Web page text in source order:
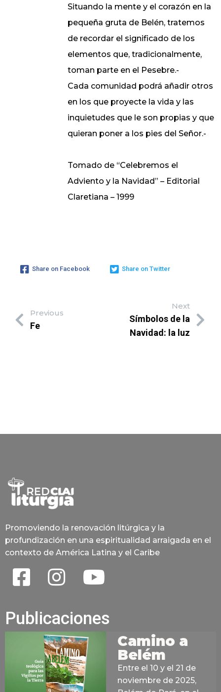
Situando la mente y el corazón en la
pequeña gruta de Belén, tratemos
de recordar el significado de los
elementos que, tradicionalmente,
toman parte en el Pesebre.-
Cada comunidad podrá añadir otros
en los que proyecte la vida y las
inquietudes que le son propias y que
quieran poner a los pies del Señor.-
Tomado de “Celebremos el
Adviento y la Navidad” – Editorial
Claretiana – 1999
Share on Facebook Share on Twitter
Previous
Fe
Next
Símbolos de la
Navidad: la luz
Promoviendo la renovación litúrgica y la
profundización en una espiritualidad arraigada en el
contexto de América Latina y el Caribe
Publicaciones
Camino a
Belém
Entre el 10 y el 21 de
noviembre de 2025,